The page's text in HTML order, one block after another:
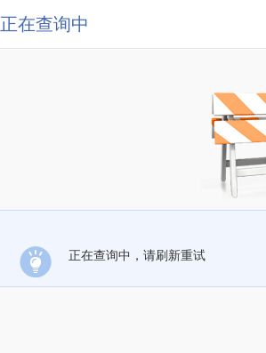
正在查询中
正在查询中，请刷新重试